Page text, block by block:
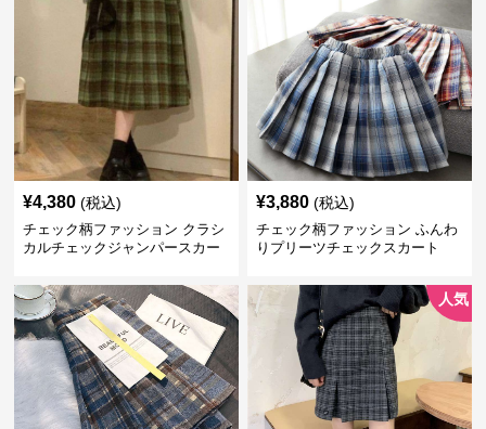
¥4,380 (税込)
チェック柄ファッション クラシ
カルチェックジャンパースカー
¥3,880 (税込)
チェック柄ファッション ふんわ
りプリーツチェックスカート
人気